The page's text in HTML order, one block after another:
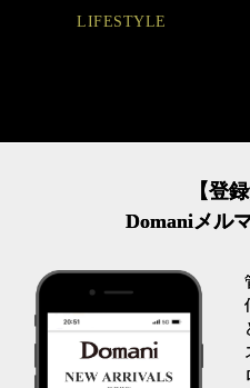
LIFESTYLE
【登
Domaniメル